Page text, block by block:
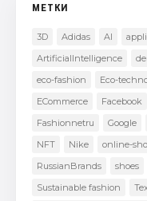
МЕТКИ
3D Adidas AI
ArtificialIntelligence
eco-fashion
Eco-
ECommerce
Facebook
Fashionnetru
Google
NFT
Nike online-
RussianBrands
shoes
Sustainable fashion